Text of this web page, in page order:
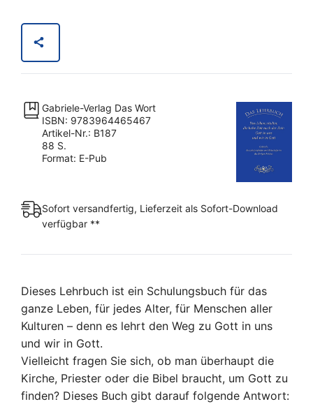
die
Zeit
uns
wir
Gott
[Digital]
Menge
Gabriele-Verlag Das Wort
ISBN: 9783964465467
Artikel-Nr.: B187
88 S.
Format: E-Pub
Sofort versandfertig, Lieferzeit als Sofort-Download
verfügbar **
Dieses Lehrbuch ist ein Schulungsbuch für das
ganze Leben, für jedes Alter, für Menschen aller
Kulturen – denn es lehrt den Weg zu Gott in uns
und wir in Gott.
Vielleicht fragen Sie sich, ob man überhaupt die
Kirche, Priester oder die Bibel braucht, um Gott zu
finden? Dieses Buch gibt darauf folgende Antwort: